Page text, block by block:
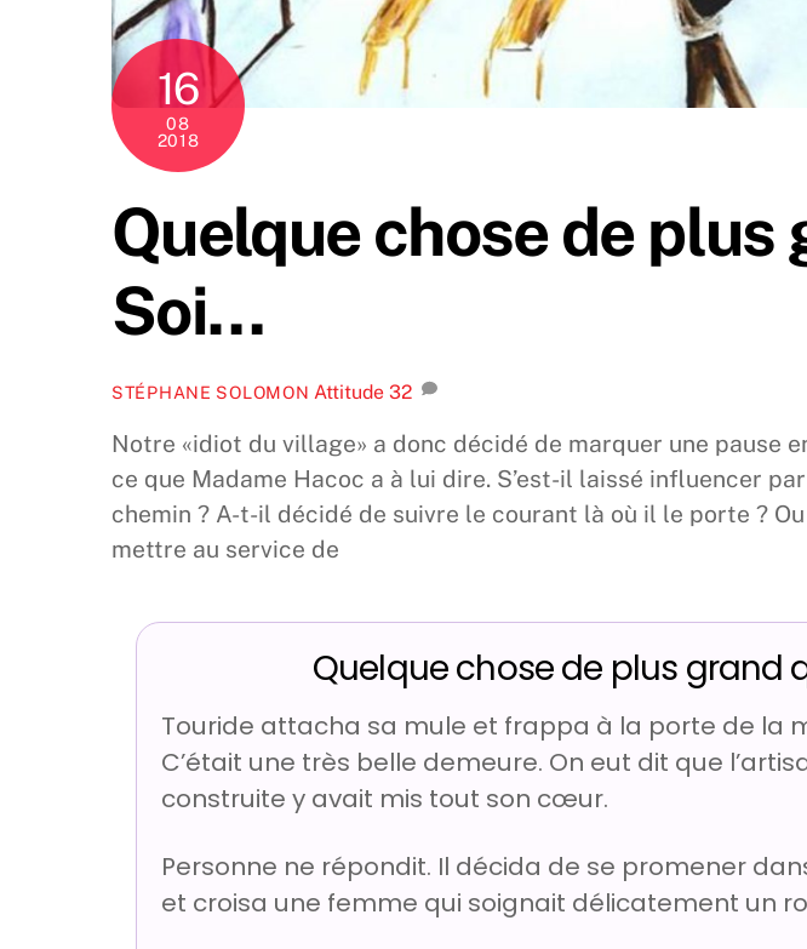
16
08
2018
Quelque chose de plus
Soi…
STÉPHANE SOLOMON Attitude 32
Notre «idiot du village» a donc décidé de marquer une pause
ce que Madame Hacoc a à lui dire. S’est-il laissé influencer
chemin ? A-t-il décidé de suivre le courant là où il le porte ?
mettre au service de
Quelque chose de plus grand
Touride attacha sa mule et frappa à la porte de la
C’était une très belle demeure. On eut dit que
construite y avait mis tout son cœur.
Personne ne répondit. Il décida de se promener
et croisa une femme qui soignait délicatement un